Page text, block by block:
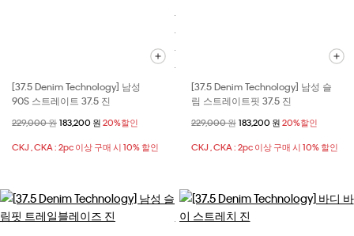
[37.5 Denim Technology] 남성
90S 스트레이트 37.5 진
할인 전 가격
229,000 원 할인된 가격
183,200 원 20%할인
CKJ , CKA : 2pc 이상 구매 시 10% 할인
[37.5 Denim Technology] 남성 슬
림 스트레이트핏 37.5 진
할인 전 가격
229,000 원할인된 가격
183,200 원 20%할인
CKJ , CKA : 2pc 이상 구매 시 10% 할인